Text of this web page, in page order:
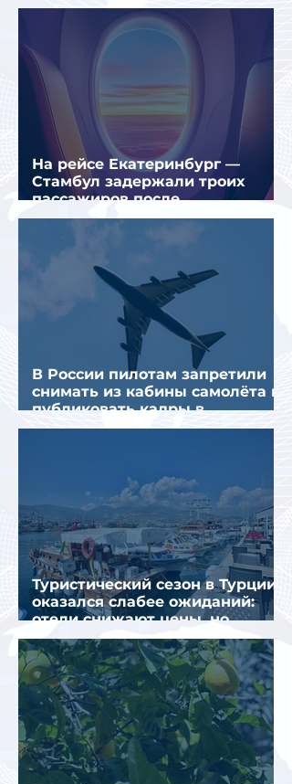
На рейсе Екатеринбург —
Стамбул задержали троих
пассажиров после
предполагаемой серии краж
В России пилотам запретили
снимать из кабины самолёта и
публиковать кадры в
интернете
Туристический сезон в Турции
оказался слабее ожиданий:
отели снижают цены, но
загрузка остается низкой